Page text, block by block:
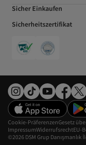
Sicher Einkaufen
Sicherheitszertifikat
©2026 DSM Grup Danışmanlık
Cookie-PräferenzenGesetz
ImpressumWiderrufsrechtEU-